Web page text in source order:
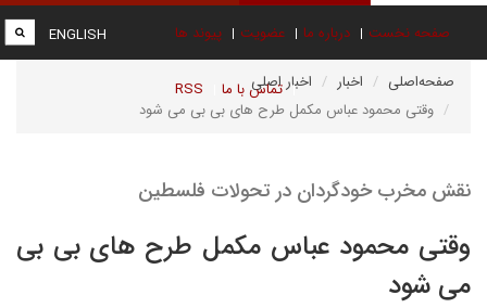
صفحه نخست درباره ما عضویت پیوند ها
تماس با ما RSS
ENGLISH
صفحه‌اصلی اخبار
اخبار اصلی
وقتی محمود عباس مکمل طرح های بی بی می شود
نقش مخرب خودگردان در تحولات فلسطین
وقتی محمود عباس مکمل طرح های بی بی
می شود